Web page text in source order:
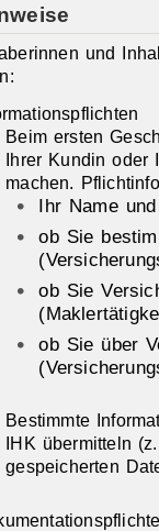
und
Beim ersten
Ihrer Kundin oder
machen.
Ihr Name
ob Sie
ob Sie
ob Sie über
Bestimmte
IHK übermitteln
gespeicherten